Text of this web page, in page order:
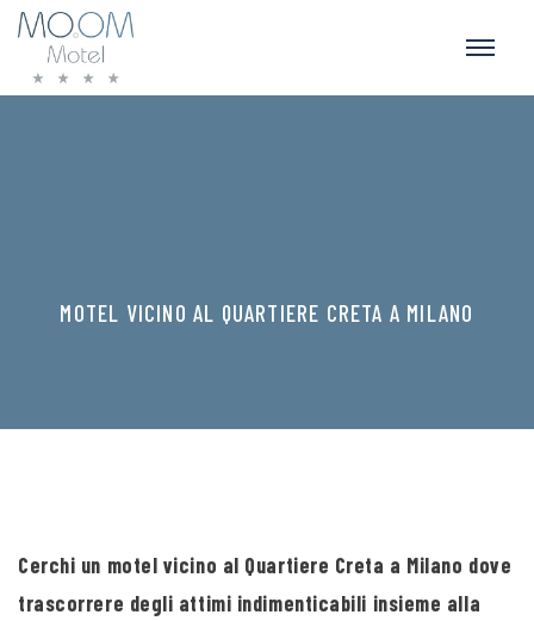
MOTEL VICINO AL QUARTIERE CRETA A MILANO
Cerchi un motel vicino al Quartiere Creta a Milano dove
trascorrere degli attimi indimenticabili insieme alla